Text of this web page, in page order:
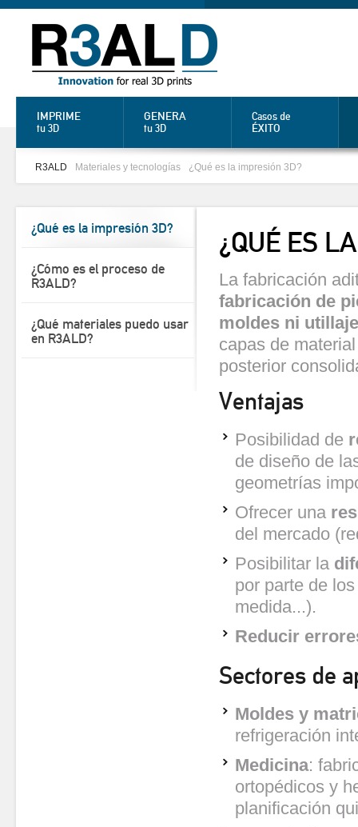
IMPRIME
tu 3D
GENERA
tu 3D
Casos de
ÉXITO
R3ALD Materiales y tecnologías ¿Qué es la impresión 3D?
¿Qué es la impresión 3D?
¿Cómo es el proceso de
R3ALD?
¿Qué materiales puedo usar
en R3ALD?
¿QUÉ ES
La fabricación
fabricación de
moldes ni
capas de
posterior
Ventajas
Posibilidad de
de diseño de
geometrías
Ofrecer una
del mercado
Posibilitar la
por parte de
medida...).
Reducir
Sectores de
Moldes y
refrigeración
Medicina:
ortopédicos y
planificación